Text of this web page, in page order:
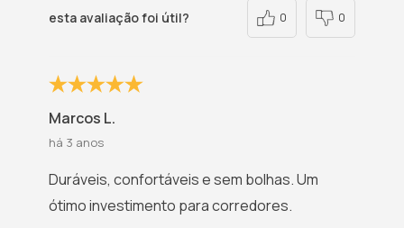
esta avaliação foi útil? 0 0
Marcos L.
há 3 anos
Duráveis, confortáveis e sem bolhas. Um
ótimo investimento para corredores.